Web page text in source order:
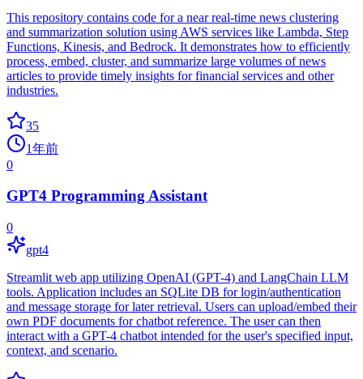
This repository contains code for a near real-time news clustering
and summarization solution using AWS services like Lambda, Step
Functions, Kinesis, and Bedrock. It demonstrates how to efficiently
process, embed, cluster, and summarize large volumes of news
articles to provide timely insights for financial services and other
industries.
35
1年前
0
GPT4 Programming Assistant
0
gpt4
Streamlit web app utilizing OpenAI (GPT-4) and LangChain LLM
tools. Application includes an SQLite DB for login/authentication
and message storage for later retrieval. Users can upload/embed their
own PDF documents for chatbot reference. The user can then
interact with a GPT-4 chatbot intended for the user's specified input,
context, and scenario.